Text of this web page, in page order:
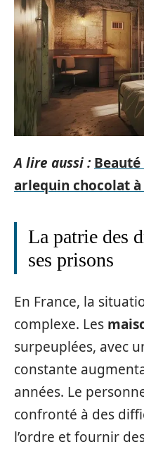
A lire aussi :
arlequin chocolat
La patrie des
ses prisons
En France, la
complexe. Les
surpeuplées, avec
constante
années. Le
confronté à des
l’ordre et fournir